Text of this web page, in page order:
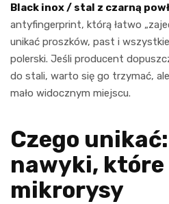
Black inox / stal z czarną
antyfingerprint, którą łatwo
unikać proszków, past i
polerski. Jeśli producent
do stali, warto się go trzymać,
mało widocznym miejscu.
Czego
nawyki, które
mikrorysy